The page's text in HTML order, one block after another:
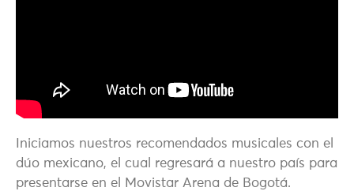
Iniciamos nuestros recomendados musicales con el
dúo mexicano, el cual regresará a nuestro país para
presentarse en el Movistar Arena de Bogotá.